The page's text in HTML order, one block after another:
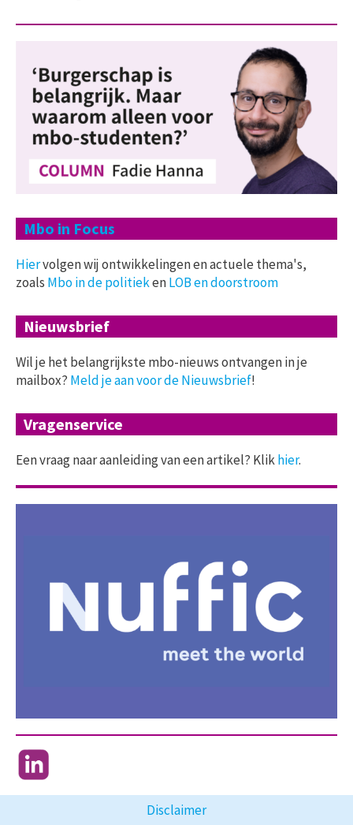
Mbo in Focus
Hiervolgen wij ontwikkelingen en actuele thema's,
zoals Mbo in de politiekenLOB en doorstroom
Nieuwsbrief
Wil je het belangrijkste mbo-nieuws ontvangen in je
mailbox? Meld je aan voor de Nieuwsbrief!
Vragenservice
Een vraag naar aanleiding van een artikel? Klikhier.
Disclaimer